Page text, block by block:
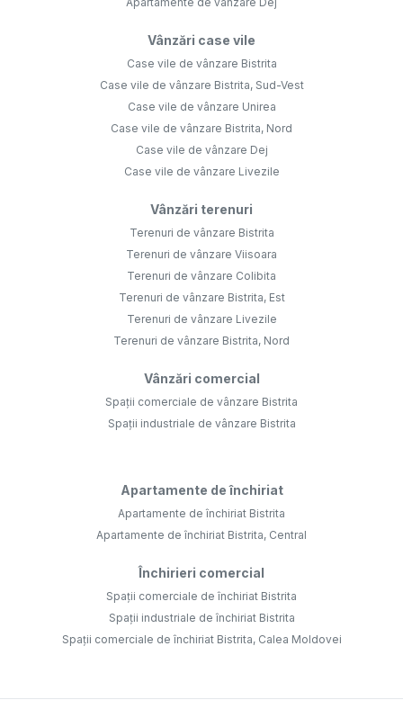
Vânzări case vile
Case vile de vânzare Bistrita
Case vile de vânzare Bistrita, Sud-Vest
Case vile de vânzare Unirea
Case vile de vânzare Bistrita, Nord
Case vile de vânzare Dej
Case vile de vânzare Livezile
Vânzări terenuri
Terenuri de vânzare Bistrita
Terenuri de vânzare Viisoara
Terenuri de vânzare Colibita
Terenuri de vânzare Bistrita, Est
Terenuri de vânzare Livezile
Terenuri de vânzare Bistrita, Nord
Vânzări comercial
Spații comerciale de vânzare Bistrita
Spații industriale de vânzare Bistrita
Apartamente de închiriat
Apartamente de închiriat Bistrita
Apartamente de închiriat Bistrita, Central
Închirieri comercial
Spații comerciale de închiriat Bistrita
Spații industriale de închiriat Bistrita
Spații comerciale de închiriat Bistrita, Calea Moldovei